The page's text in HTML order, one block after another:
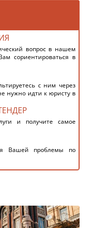
вопрос в нашем
сориентироваться в
с ним через
нужно идти к юристу в
и получите самое
Вашей проблемы по